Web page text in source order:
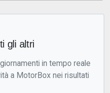
gli altri
in tempo reale
a MotorBox nei risultati